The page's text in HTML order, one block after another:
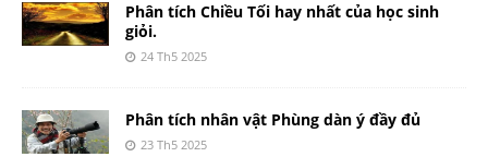
Phân tích Chiều Tối hay nhất của học sinh
giỏi.
24 Th5 2025
Phân tích nhân vật Phùng dàn ý đầy đủ
23 Th5 2025